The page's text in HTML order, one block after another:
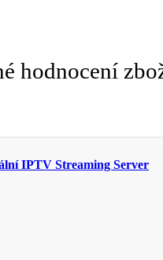
hodnocení
IPTV Streaming Server